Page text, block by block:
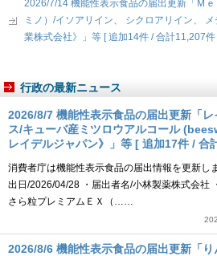
2026/7/14 機能性表示食品の届出更新「Ｍ
ミノ）/イソアリイン、 シクロアリイン、
業株式会社》」等 [ 追加14件 / 合計11,207件
行政の最新ニュース
2026/8/7 機能性表示食品の届出更新「
ス/キューバ産ミツロウアルコール
レイデルジャパン》」等 [ 追加17件 / 合
消費者庁は機能性表示食品の届出情報を更新し
出日/2026/04/28 ・届出者名/小林製薬株式会社
さら粒プレミアムＥＸ（……
2026/8/6 機能性表示食品の届出更新「